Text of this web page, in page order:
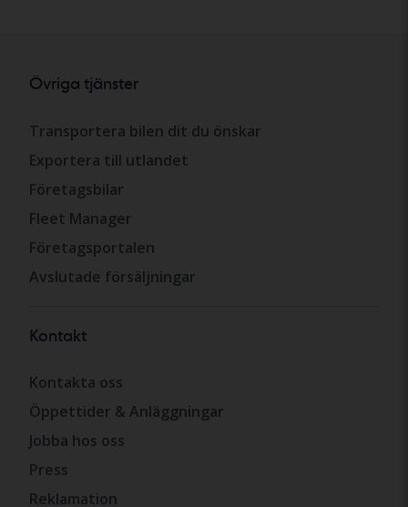
Övriga tjänster
Transportera bilen dit du önskar
Exportera till utlandet
Företagsbilar
Fleet Manager
Företagsportalen
Avslutade försäljningar
Kontakt
Kontakta oss
Öppettider & Anläggningar
Jobba hos oss
Press
Reklamation